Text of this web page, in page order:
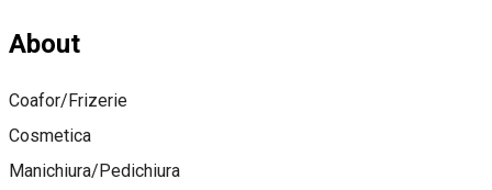
About
Coafor/Frizerie
Cosmetica
Manichiura/Pedichiura